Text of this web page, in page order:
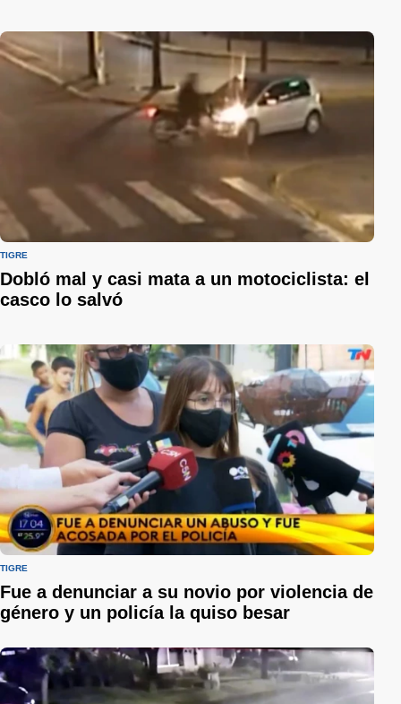
TIGRE
Dobló mal y casi mata a un motociclista: el
casco lo salvó
TIGRE
Fue a denunciar a su novio por violencia de
género y un policía la quiso besar